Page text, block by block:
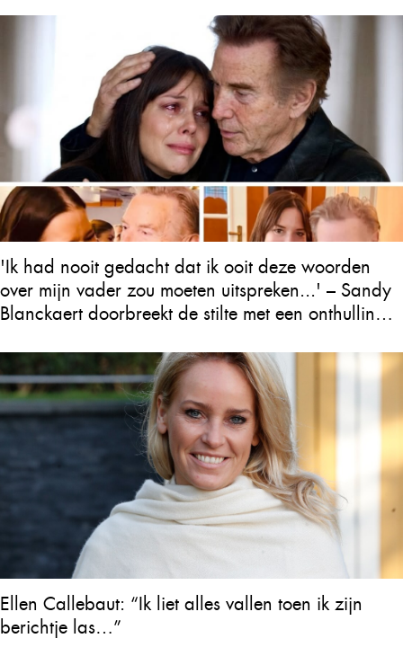
'Ik had nooit gedacht dat ik ooit deze woorden
over mijn vader zou moeten uitspreken...' – Sandy
Blanckaert doorbreekt de stilte met een onthulling
achterlaat
Ellen Callebaut: “Ik liet alles vallen toen ik zijn
berichtje las…”